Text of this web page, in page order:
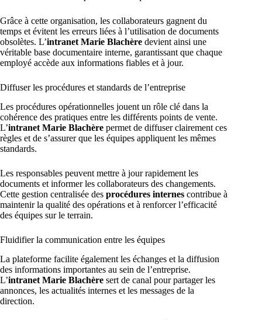
Grâce à cette organisation, les collaborateurs gagnent du
temps et évitent les erreurs liées à l’utilisation de documents
obsolètes. L’intranet Marie Blachère devient ainsi une
véritable base documentaire interne, garantissant que chaque
employé accède aux informations fiables et à jour.
Diffuser les procédures et standards de l’entreprise
Les procédures opérationnelles jouent un rôle clé dans la
cohérence des pratiques entre les différents points de vente.
L’intranet Marie Blachère permet de diffuser clairement ces
règles et de s’assurer que les équipes appliquent les mêmes
standards.
Les responsables peuvent mettre à jour rapidement les
documents et informer les collaborateurs des changements.
Cette gestion centralisée des procédures internes contribue à
maintenir la qualité des opérations et à renforcer l’efficacité
des équipes sur le terrain.
Fluidifier la communication entre les équipes
La plateforme facilite également les échanges et la diffusion
des informations importantes au sein de l’entreprise.
L’intranet Marie Blachère sert de canal pour partager les
annonces, les actualités internes et les messages de la
direction.